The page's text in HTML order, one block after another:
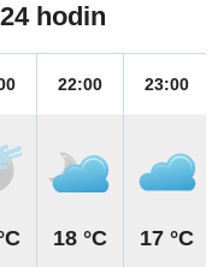
hodin
22:00
18 °C
23:00
17 °C